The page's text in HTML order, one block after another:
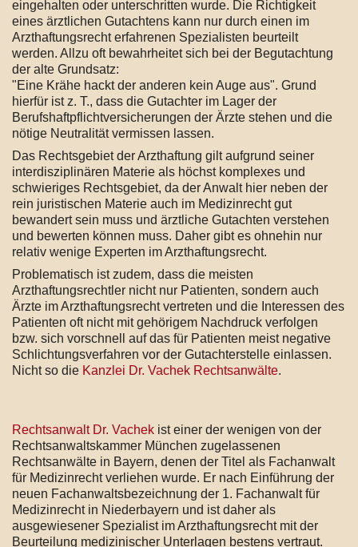
eingehalten oder unterschritten wurde. Die Richtigkeit
eines ärztlichen Gutachtens kann nur durch einen im
Arzthaftungsrecht erfahrenen Spezialisten beurteilt
werden. Allzu oft bewahrheitet sich bei der Begutachtung
der alte Grundsatz:
"Eine Krähe hackt der anderen kein Auge aus". Grund
hierfür ist z. T., dass die Gutachter im Lager der
Berufshaftpflichtversicherungen der Ärzte stehen und die
nötige Neutralität vermissen lassen.
Das Rechtsgebiet der Arzthaftung gilt aufgrund seiner
interdisziplinären Materie als höchst komplexes und
schwieriges Rechtsgebiet, da der Anwalt hier neben der
rein juristischen Materie auch im Medizinrecht gut
bewandert sein muss und ärztliche Gutachten verstehen
und bewerten können muss. Daher gibt es ohnehin nur
relativ wenige Experten im Arzthaftungsrecht.
Problematisch ist zudem, dass die meisten
Arzthaftungsrechtler nicht nur Patienten, sondern auch
Ärzte im Arzthaftungsrecht vertreten und die Interessen des
Patienten oft nicht mit gehörigem Nachdruck verfolgen
bzw. sich vorschnell auf das für Patienten meist negative
Schlichtungsverfahren vor der Gutachterstelle einlassen.
Nicht so die Kanzlei Dr. Vachek Rechtsanwälte.
Rechtsanwalt Dr. Vachek ist einer der wenigen von der
Rechtsanwaltskammer München zugelassenen
Rechtsanwälte in Bayern, denen der Titel als Fachanwalt
für Medizinrecht verliehen wurde. Er nach Einführung der
neuen Fachanwaltsbezeichnung der 1. Fachanwalt für
Medizinrecht in Niederbayern und ist daher als
ausgewiesener Spezialist im Arzthaftungsrecht mit der
Beurteilung medizinischer Unterlagen bestens vertraut.